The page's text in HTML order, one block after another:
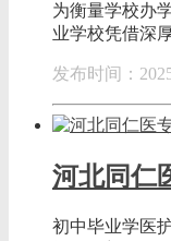
为衡量学校办
业学校凭借深
发布时间：
河北同仁
初中毕业学医